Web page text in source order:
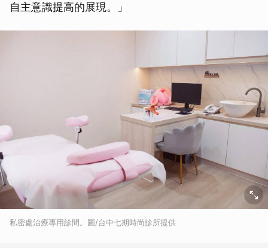
自主意識提高的展現。」
私密處治療專用診間。圖/台中七期時尚診所提供